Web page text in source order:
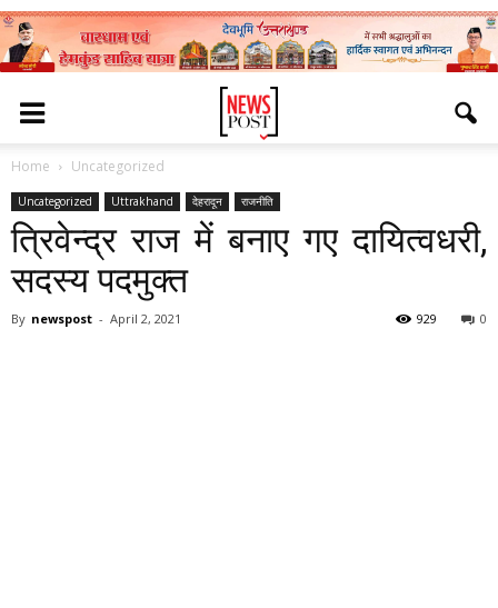
Home Uncategorized
Uncategorized Uttrakhand देहरादून राजनीति
त्रिवेन्द्र राज में बनाए गए दायित्वधरी,
सदस्य पदमुक्त
By newspost - April 2, 2021 0
929